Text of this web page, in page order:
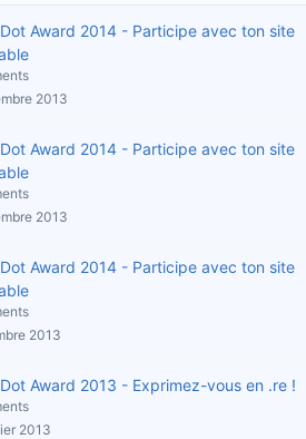
Award 2014 - Participe avec ton site
2013
Award 2014 - Participe avec ton site
2013
Award 2014 - Participe avec ton site
2013
Award 2013 - Exprimez-vous en .re !
2013